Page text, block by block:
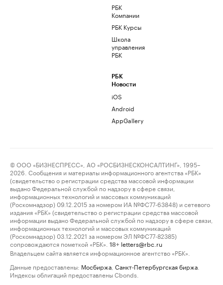
РБК
Компании
РБК Курсы
Школа
управления
РБК
РБК
Новости
iOS
Android
AppGallery
© ООО «БИЗНЕСПРЕСС», АО «РОСБИЗНЕСКОНСАЛТИНГ», 1995–
2026. Сообщения и материалы информационного агентства «РБК»
(свидетельство о регистрации средства массовой информации
выдано Федеральной службой по надзору в сфере связи,
информационных технологий и массовых коммуникаций
(Роскомнадзор) 09.12.2015 за номером ИА №ФС77-63848) и сетевого
издания «РБК» (свидетельство о регистрации средства массовой
информации выдано Федеральной службой по надзору в сфере связи,
информационных технологий и массовых коммуникаций
(Роскомнадзор) 03.12.2021 за номером ЭЛ №ФС77-82385)
сопровождаются пометкой «РБК».
18+ letters@rbc.ru
Владельцем сайта является информационное агентство «РБК».
Данные предоставлены: Мосбиржа Санкт-Петербургская биржа
Индексы облигаций предоставлены Cbonds.